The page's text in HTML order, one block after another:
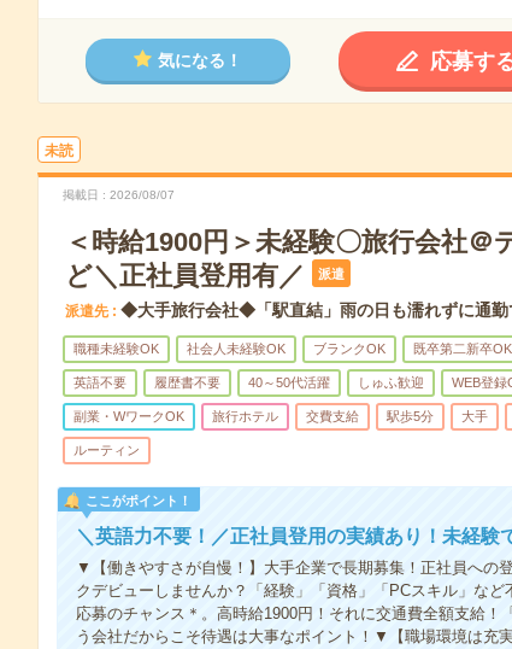
気になる！ 応募す
未読
掲載日 2026/08/07
＜時給1900円＞未経験〇旅行会社
ど＼正社員登用有／
派遣
派遣先 ◆大手旅行会社◆「駅直結」雨の日も濡れずに通勤
職種未経験OK 社会人未経験OK ブランクOK 既卒第二新卒OK
英語不要 履歴書不要 40～50代活躍 しゅふ歓迎 WEB登録
副業・WワークOK 旅行ホテル 交費支給 駅歩5分 大手
ルーティン
ここがポイント！
＼英語力不要！／正社員登用の実績あり！未経験
▼【働きやすさが自慢！】大手企業で長期募集！正社員への
クデビューしませんか？「経験」「資格」「PCスキル」な
応募のチャンス＊。高時給1900円！それに交通費全額支給
う会社だからこそ待遇は大事なポイント！▼【職場環境は充